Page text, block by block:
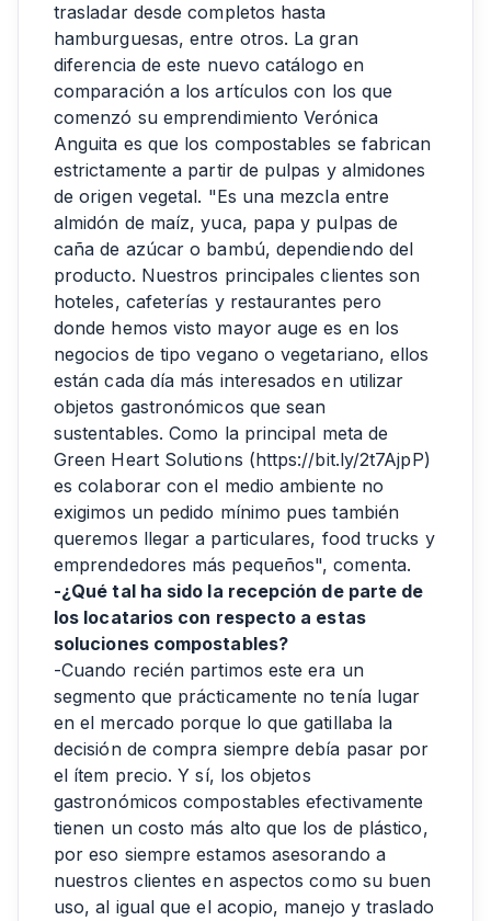
trasladar desde completos hasta
hamburguesas, entre otros. La gran
diferencia de este nuevo catálogo en
comparación a los artículos con los que
comenzó su emprendimiento Verónica
Anguita es que los compostables se fabrican
estrictamente a partir de pulpas y almidones
de origen vegetal. "Es una mezcla entre
almidón de maíz, yuca, papa y pulpas de
caña de azúcar o bambú, dependiendo del
producto. Nuestros principales clientes son
hoteles, cafeterías y restaurantes pero
donde hemos visto mayor auge es en los
negocios de tipo vegano o vegetariano, ellos
están cada día más interesados en utilizar
objetos gastronómicos que sean
sustentables. Como la principal meta de
Green Heart Solutions (https://bit.ly/2t7AjpP)
es colaborar con el medio ambiente no
exigimos un pedido mínimo pues también
queremos llegar a particulares, food trucks y
emprendedores más pequeños", comenta.
-¿Qué tal ha sido la recepción de parte de
los locatarios con respecto a estas
soluciones compostables?
-Cuando recién partimos este era un
segmento que prácticamente no tenía lugar
en el mercado porque lo que gatillaba la
decisión de compra siempre debía pasar por
el ítem precio. Y sí, los objetos
gastronómicos compostables efectivamente
tienen un costo más alto que los de plástico,
por eso siempre estamos asesorando a
nuestros clientes en aspectos como su buen
uso, al igual que el acopio, manejo y traslado